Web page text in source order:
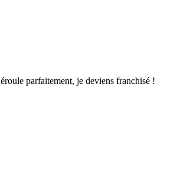
parfaitement, je deviens franchisé !